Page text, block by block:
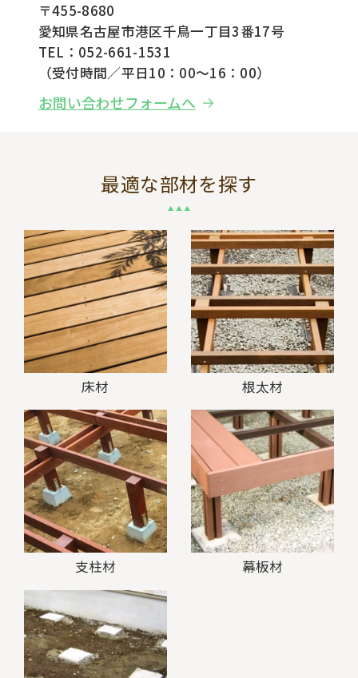
〒455-8680
愛知県名古屋市港区千鳥一丁目3番17号
TEL：052-661-1531
（受付時間／平日10：00～16：00）
お問い合わせフォームへ
最適な部材を探す
床材 根太材
支柱材 幕板材